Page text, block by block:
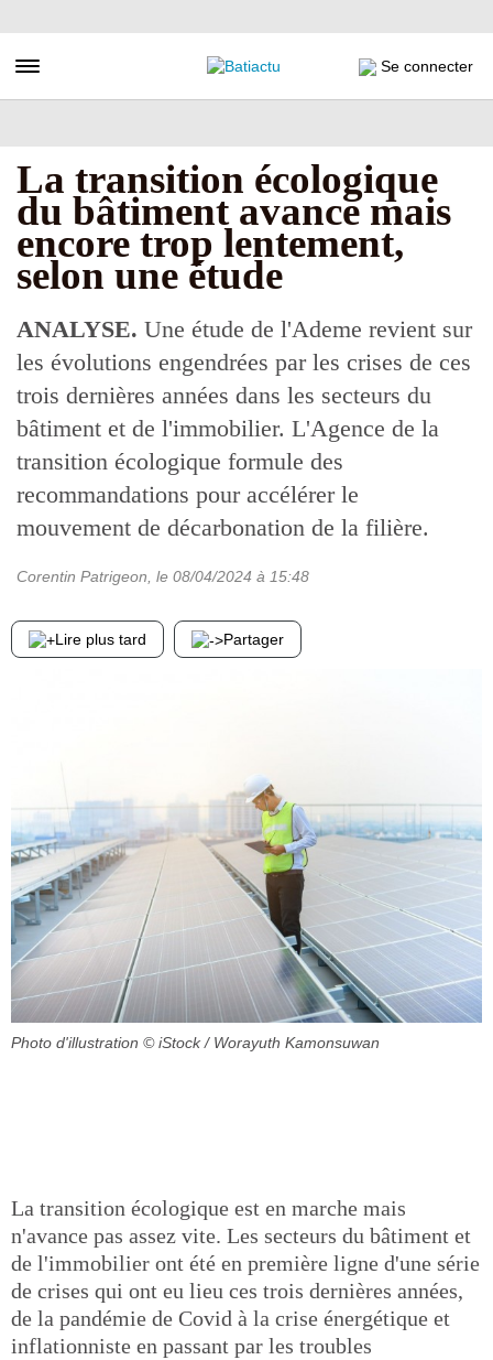
au
principal
Toggle navigation Se connecter
La transition écologique
du bâtiment avance mais
encore trop lentement,
selon une étude
ANALYSE. Une étude de l'Ademe revient sur
les évolutions engendrées par les crises de ces
trois dernières années dans les secteurs du
bâtiment et de l'immobilier. L'Agence de la
transition écologique formule des
recommandations pour accélérer le
mouvement de décarbonation de la filière.
Corentin Patrigeon , le 08/04/2024 à 15:48
Lire plus tard Partager
Photo d'illustration © iStock / Worayuth Kamonsuwan
La transition écologique est en marche mais
n'avance pas assez vite. Les secteurs du bâtiment et
de l'immobilier ont été en première ligne d'une série
de crises qui ont eu lieu ces trois dernières années,
de la pandémie de Covid à la crise énergétique et
inflationniste en passant par les troubles